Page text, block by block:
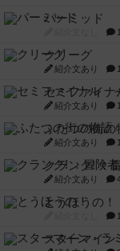
パーミッド
クリーグ
紹介文あり
セミファイ
紹介文あり
ふたつの街の
紹介文あり
クランク! ：
紹介文あり
とうほうの！
スターマイ